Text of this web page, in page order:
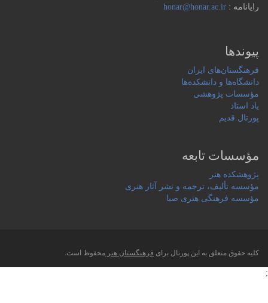
رایانامه :honar@honar.ac.ir
پیوندها
فرهنگستان‌های ایران
دانشگاه‌ها و دانشکده‌ها
مؤسسات پژوهشی
یاد استاد
پورتال قدیم
مؤسسات تابعه
پژوهشکده هنر
مؤسسه تألیف، ترجمه و نشر آثار هنری
مؤسسه فرهنگی هنری صبا
کلیه حقوق متعلق به این پورتال برای فرهنگستان هنرمحفوظ است.